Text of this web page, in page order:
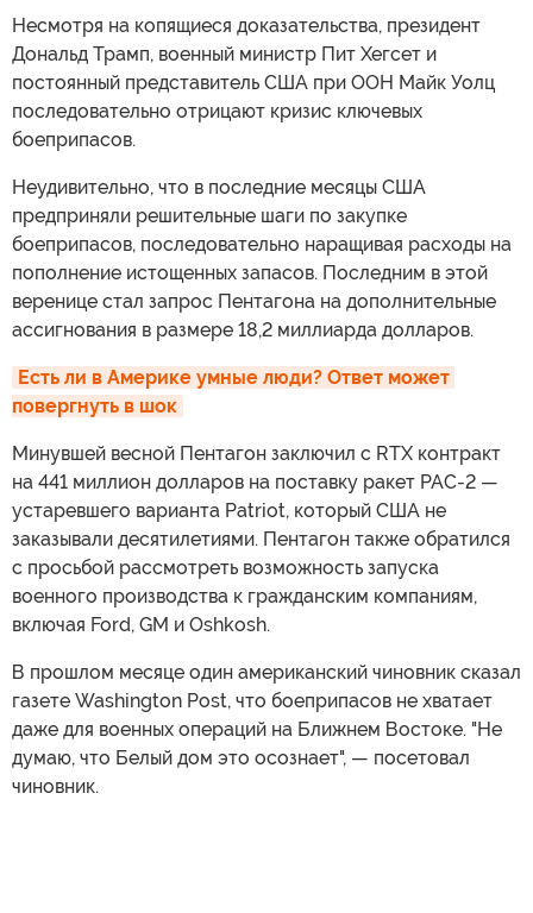
Несмотря на копящиеся доказательства, президент
Дональд Трамп, военный министр Пит Хегсет и
постоянный представитель США при ООН Майк Уолц
последовательно отрицают кризис ключевых
боеприпасов.
Неудивительно, что в последние месяцы США
предприняли решительные шаги по закупке
боеприпасов, последовательно наращивая расходы на
пополнение истощенных запасов. Последним в этой
веренице стал запрос Пентагона на дополнительные
ассигнования в размере 18,2 миллиарда долларов.
Есть ли в Америке умные люди? Ответ может
повергнуть в шок
Минувшей весной Пентагон заключил с RTX контракт
на 441 миллион долларов на поставку ракет PAC-2 —
устаревшего варианта Patriot, который США не
заказывали десятилетиями. Пентагон также обратился
с просьбой рассмотреть возможность запуска
военного производства к гражданским компаниям,
включая Ford, GM и Oshkosh.
В прошлом месяце один американский чиновник сказал
газете Washington Post, что боеприпасов не хватает
даже для военных операций на Ближнем Востоке. "Не
думаю, что Белый дом это осознает", — посетовал
чиновник.